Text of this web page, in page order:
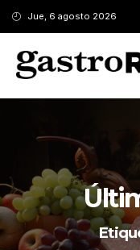
Jue, 6 agosto 2026